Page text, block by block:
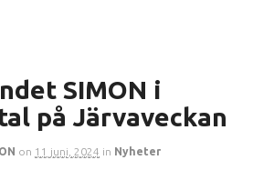
SIMON i
på Järvaveckan
on 11 juni, 2024 in Nyheter